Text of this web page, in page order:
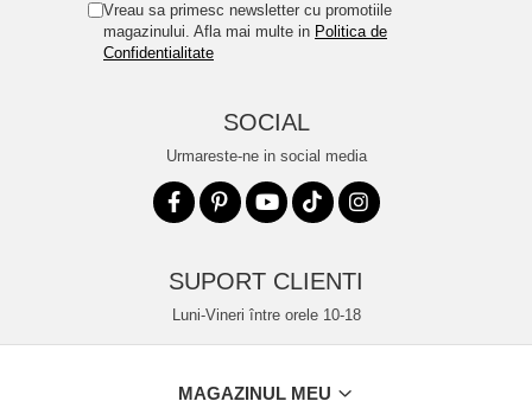
Vreau sa primesc newsletter cu promotiile
magazinului. Afla mai multe in Politica de
Confidentialitate
SOCIAL
Urmareste-ne in social media
SUPORT CLIENTI
Luni-Vineri între orele 10-18
MAGAZINUL MEU